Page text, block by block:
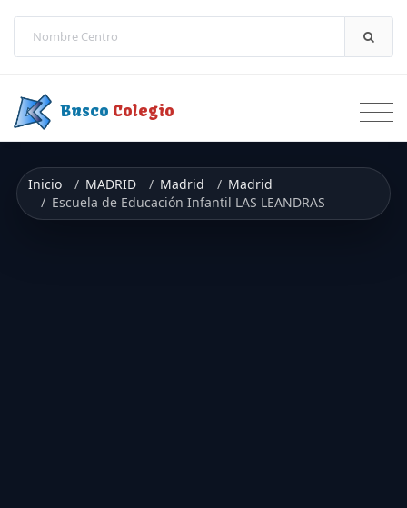
Busco Colegio
Inicio MADRID Madrid
Madrid
Escuela de Educación Infantil LAS LEANDRAS